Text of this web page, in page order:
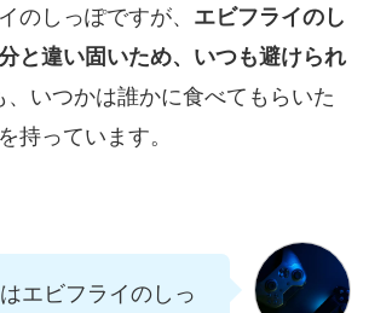
のしっぽですが、 エビフライのし
と違い固いため、いつも避けられ
、いつかは誰かに食べてもらいた
を持っています。
エビフライのしっ